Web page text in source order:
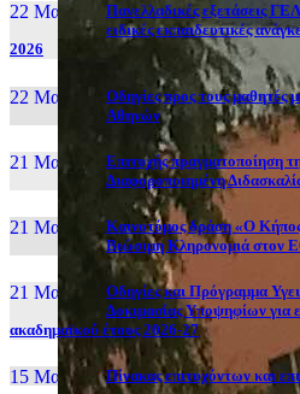
22 Μαι, 26
Πανελλαδικές εξετάσεις
ειδικές εκπαιδευτικές
2026
22 Μαι, 26
Οδηγίες προς τους
Αθηνών
21 Μαι, 26
Επιτυχής πραγματοποίηση
Διαφοροποιημένη
21 Μαι, 26
Καινοτόμος δράση «Ο
Βιώσιμη Κληρονομιά στον
21 Μαι, 26
Οδηγίες και Πρόγραμμα
Δοκιμασίας Υποψηφίων
ακαδημαϊκού έτους 2026-27
15 Μαι, 26 Πίνακας επιτυχόντων και